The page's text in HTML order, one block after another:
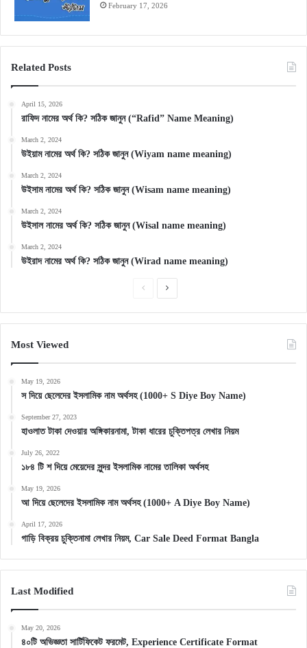
February 17, 2026
Related Posts
April 15, 2026
রাফিদ নামের অর্থ কি? সঠিক জানুন (“Rafid” Name Meaning)
March 2, 2024
উইয়াম নামের অর্থ কি? সঠিক জানুন (Wiyam name meaning)
March 2, 2024
উইসাম নামের অর্থ কি? সঠিক জানুন (Wisam name meaning)
March 2, 2024
উইসাল নামের অর্থ কি? সঠিক জানুন (Wisal name meaning)
March 2, 2024
উইরাদ নামের অর্থ কি? সঠিক জানুন (Wirad name meaning)
PreviousNext
Most Viewed
May 19, 2026
স দিয়ে ছেলেদের ইসলামিক নাম অর্থসহ (1000+ S Diye Boy Name)
September 27, 2023
হাওলাত টাকা দেওয়ার অঙ্গিকারনামা, টাকা ধারের চুক্তিপত্র লেখার নিয়ম
July 26, 2022
১৮৪ টি শ দিয়ে মেয়েদের সুন্দর ইসলামিক নামের তালিকা অর্থসহ
May 19, 2026
আ দিয়ে ছেলেদের ইসলামিক নাম অর্থসহ (1000+ A Diye Boy Name)
April 17, 2026
গাড়ি বিক্রয় চুক্তিনামা লেখার নিয়ম, Car Sale Deed Format Bangla
Last Modified
May 20, 2026
৪০টি অভিজ্ঞতা সার্টিফিকেট ফরমেট, Experience Certificate Format